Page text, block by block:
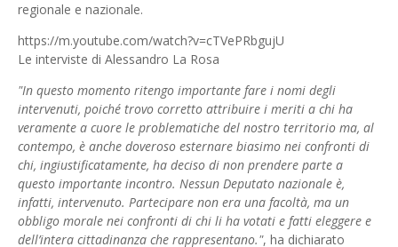
regionale e nazionale.
https://m.youtube.com/watch?v=cTVePRbgujU
Le interviste di Alessandro La Rosa
"In questo momento ritengo importante fare i nomi degli
intervenuti, poiché trovo corretto attribuire i meriti a chi ha
veramente a cuore le problematiche del nostro territorio ma, al
contempo, è anche doveroso esternare biasimo nei confronti di
chi, ingiustificatamente, ha deciso di non prendere parte a
questo importante incontro. Nessun Deputato nazionale è,
infatti, intervenuto. Partecipare non era una facoltà, ma un
obbligo morale nei confronti di chi li ha votati e fatti eleggere e
dell’intera cittadinanza che rappresentano.", ha dichiarato